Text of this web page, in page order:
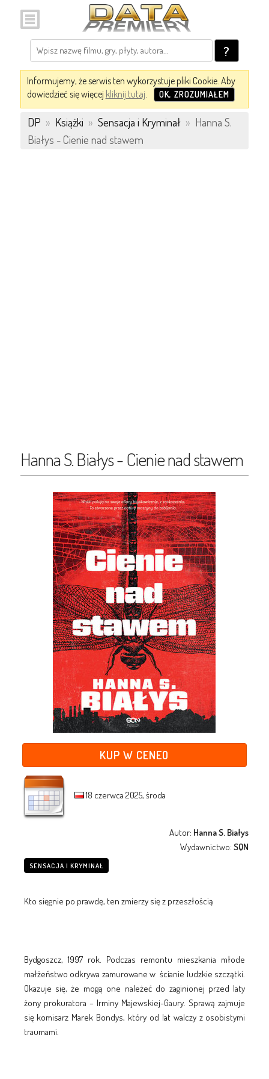
?
Informujemy, że serwis ten wykorzystuje pliki Cookie. Aby
dowiedzieć się więcej kliknij tutaj. OK, ZROZUMIAŁEM
DP » Książki » Sensacja i Kryminał » Hanna S.
Białys - Cienie nad stawem
Hanna S. Białys - Cienie nad stawem
KUP W CENEO
18 czerwca 2025, środa
Autor: Hanna S. Białys
Wydawnictwo:SQN
SENSACJA I KRYMINAŁ
Kto sięgnie po prawdę, ten zmierzy się z przeszłością
Bydgoszcz, 1997 rok. Podczas remontu mieszkania młode
małżeństwo odkrywa zamurowane w ścianie ludzkie szczątki.
Okazuje się, że mogą one należeć do zaginionej przed laty
żony prokuratora – Irminy Majewskiej-Gaury. Sprawą zajmuje
się komisarz Marek Bondys, który od lat walczy z osobistymi
traumami.